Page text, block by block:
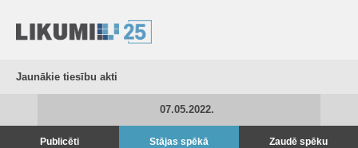
Jaunākie tiesību akti
07.05.2022.
Publicēti Stājas spēkā Zaudē spēku